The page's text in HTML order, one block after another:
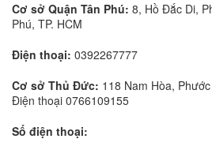
Cơ sở Quận Tân Phú: 8, Hồ Đắc Di,
Phú, TP. HCM
Điện thoại: 0392267777
Cơ sở Thủ Đức: 118 Nam Hòa,
Điện thoại 0766109155
Số điện thoại: